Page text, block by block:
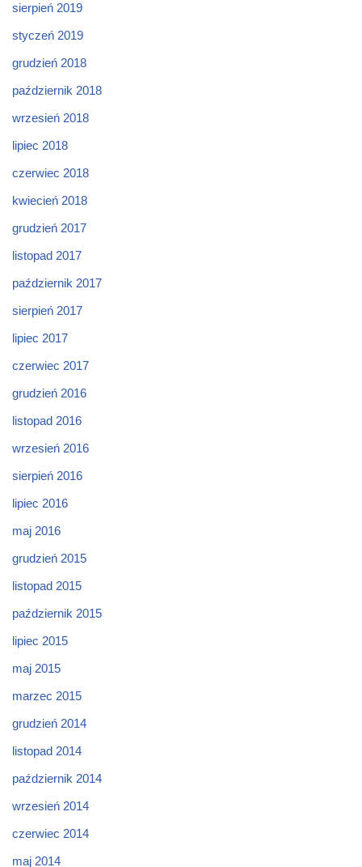
sierpień 2019
styczeń 2019
grudzień 2018
październik 2018
wrzesień 2018
lipiec 2018
czerwiec 2018
kwiecień 2018
grudzień 2017
listopad 2017
październik 2017
sierpień 2017
lipiec 2017
czerwiec 2017
grudzień 2016
listopad 2016
wrzesień 2016
sierpień 2016
lipiec 2016
maj 2016
grudzień 2015
listopad 2015
październik 2015
lipiec 2015
maj 2015
marzec 2015
grudzień 2014
listopad 2014
październik 2014
wrzesień 2014
czerwiec 2014
maj 2014